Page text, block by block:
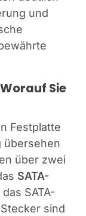
und
Sie
Festplatte
übersehen
über zwei
SATA-
SATA-
sind